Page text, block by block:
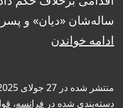
ساله‌شان «دیان» و پسر ۲ ساله‌شان «اتیِن» را…
ادامه خواندن
حضانت
کودک
منتشر شده در 27 جولای 2025
دسته‌بندی شده در فرانسه،